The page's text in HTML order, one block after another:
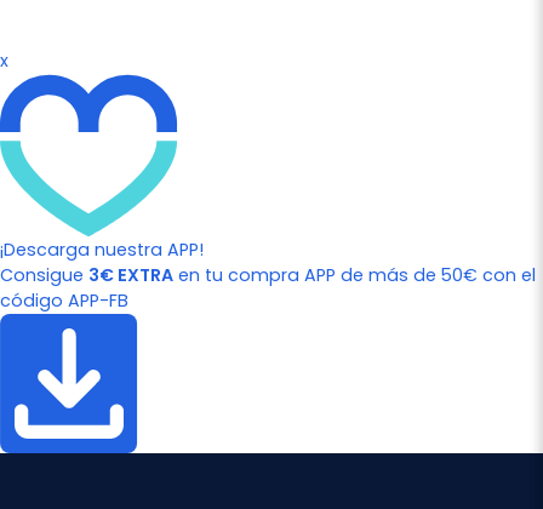
x
¡Descarga nuestra APP!
Consigue 3€ EXTRA en tu compra APP de más de 50€ con el
código APP-FB